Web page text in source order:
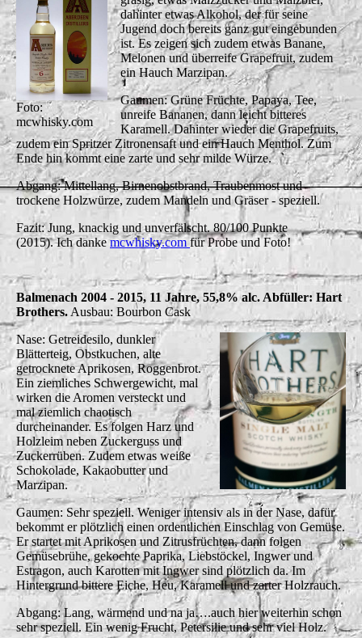
Foto:
mcwhisky.com
dahinter etwas Alkohol, der für seine
Jugend doch bereits ganz gut eingebunden
ist. Es zeigen sich zudem etwas Banane,
Melonen und überreife Grapefruit, zudem
ein Hauch Marzipan.
Gaumen: Grüne Früchte, Papaya, Tee,
unreife Bananen, dann leicht bitteres
Karamell. Dahinter wieder die Grapefruits,
zudem ein Spritzer Zitronensaft und ein Hauch Menthol. Zum
Ende hin kommt eine zarte und sehr milde Würze.
Abgang: Mittellang, Birnenobstbrand, Traubenmost und
trockene Holzwürze, zudem Mandeln und Gräser - speziell.
Fazit: Jung, knackig und unverfälscht.80/100 Punkte
(2015).Ich dankemcwhisky.com für Probe und Foto!
Balmenach 2004 - 2015, 11 Jahre, 55,8% alc. Abfüller: Hart
Brothers. Ausbau: Bourbon Cask
Nase: Getreidesilo, dunkler
Blätterteig, Obstkuchen, alte
getrocknete Aprikosen, Roggenbrot.
Ein ziemliches Schwergewicht, mal
wirken die Aromen versteckt und
mal ziemlich chaotisch
durcheinander. Es folgen Harz und
Holzleim neben Zuckerguss und
Zuckerrüben. Zudem etwas weiße
Schokolade, Kakaobutter und
Marzipan.
Gaumen: Sehr speziell. Weniger intensiv als in der Nase, dafür
bekommt er plötzlich einen ordentlichen Einschlag von Gemüse.
Er startet mit Aprikosen und Zitrusfrüchten, dann folgen
Gemüsebrühe, gekochte Paprika, Liebstöckel, Ingwer und
Estragon, auch Karotten mit Ingwer sind plötzlich da. Im
Hintergrund bittere Eiche, Heu, Karamell und zarter Holzrauch.
Abgang: Lang, wärmend und na ja….auch hier weiterhin schon
sehr speziell. Ein wenig Frucht, Petersilie und sehr viel Holz.